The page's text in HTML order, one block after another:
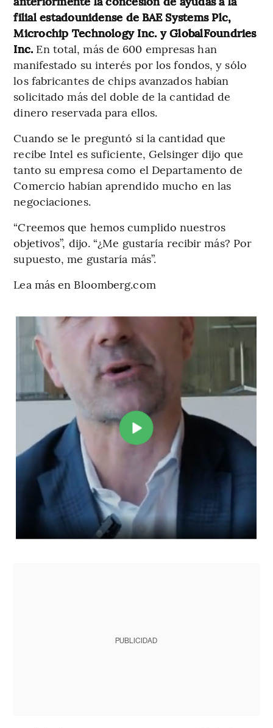
filial estadounidense de BAE Systems Plc,
Microchip Technology Inc. y GlobalFoundries
Inc. En total, más de 600 empresas han
manifestado su interés por los fondos, y sólo
los fabricantes de chips avanzados habían
solicitado más del doble de la cantidad de
dinero reservada para ellos.
Cuando se le preguntó si la cantidad que
recibe Intel es suficiente, Gelsinger dijo que
tanto su empresa como el Departamento de
Comercio habían aprendido mucho en las
negociaciones.
“Creemos que hemos cumplido nuestros
objetivos”, dijo. “¿Me gustaría recibir más? Por
supuesto, me gustaría más”.
Lea más en Bloomberg.com
PUBLICIDAD